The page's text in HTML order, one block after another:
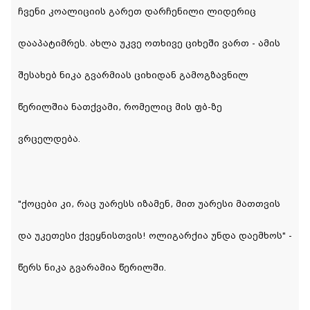
ჩვენი კოალიციის გარეთ დარჩენილი ლიდერიც
დააპატიმრეს. ახლა უკვე ოთხივე ციხეში ვართ - ამის
შესახებ ნიკა გვარმიას ციხიდან გამოგზავნილ
წერილშია ნათქვამი, რომელიც მის ფბ-ზე
ვრცელდება.
"ქოცები კი, რაც უარესს იზამენ, მით უარესი მათთვის
და უკეთესი ქვეყნისთვის! ოლიგარქია უნდა დაემხოს" -
წერს ნიკა გვარამია წერილში.